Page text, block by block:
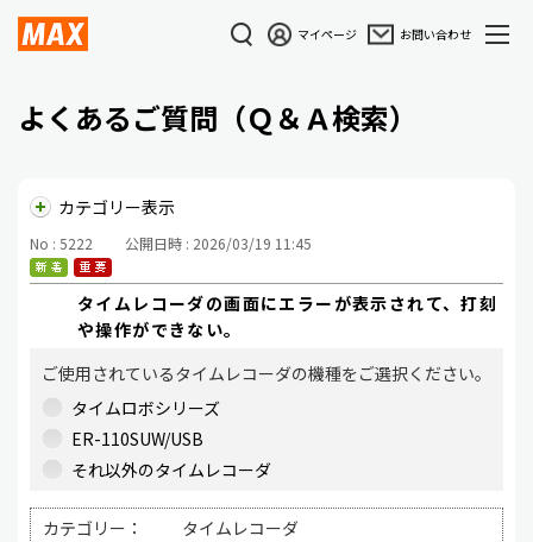
マイページ お問い合わせ
よくあるご質問（Ｑ＆Ａ検索）
カテゴリー表示
No : 5222 公開日時 : 2026/03/19 11:45
タイムレコーダの画面にエラーが表示されて、打刻
や操作ができない。
ご使用されているタイムレコーダの機種をご選択ください。
タイムロボシリーズ
ER-110SUW/USB
それ以外のタイムレコーダ
カテゴリー： タイムレコーダ